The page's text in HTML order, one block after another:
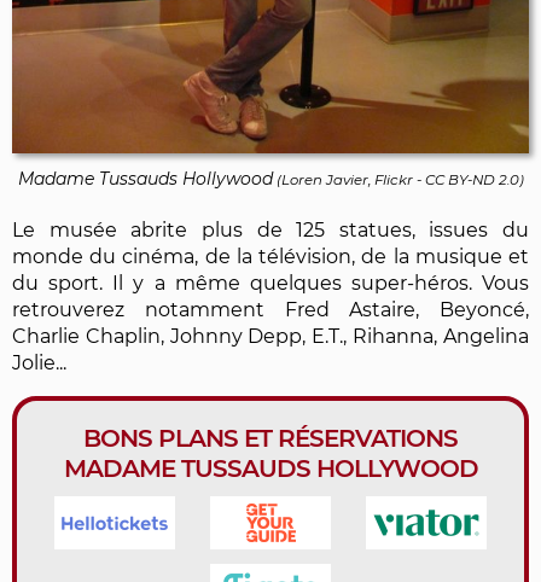
Madame Tussauds Hollywood(Loren Javier, Flickr- CC BY-ND 2.0)
Le musée abrite plus de 125 statues, issues du
monde du cinéma, de la télévision, de la musique et
du sport. Il y a même quelques super-héros. Vous
retrouverez notamment Fred Astaire, Beyoncé,
Charlie Chaplin, Johnny Depp, E.T., Rihanna, Angelina
Jolie...
BONS PLANS ET RÉSERVATIONS
MADAME TUSSAUDS HOLLYWOOD